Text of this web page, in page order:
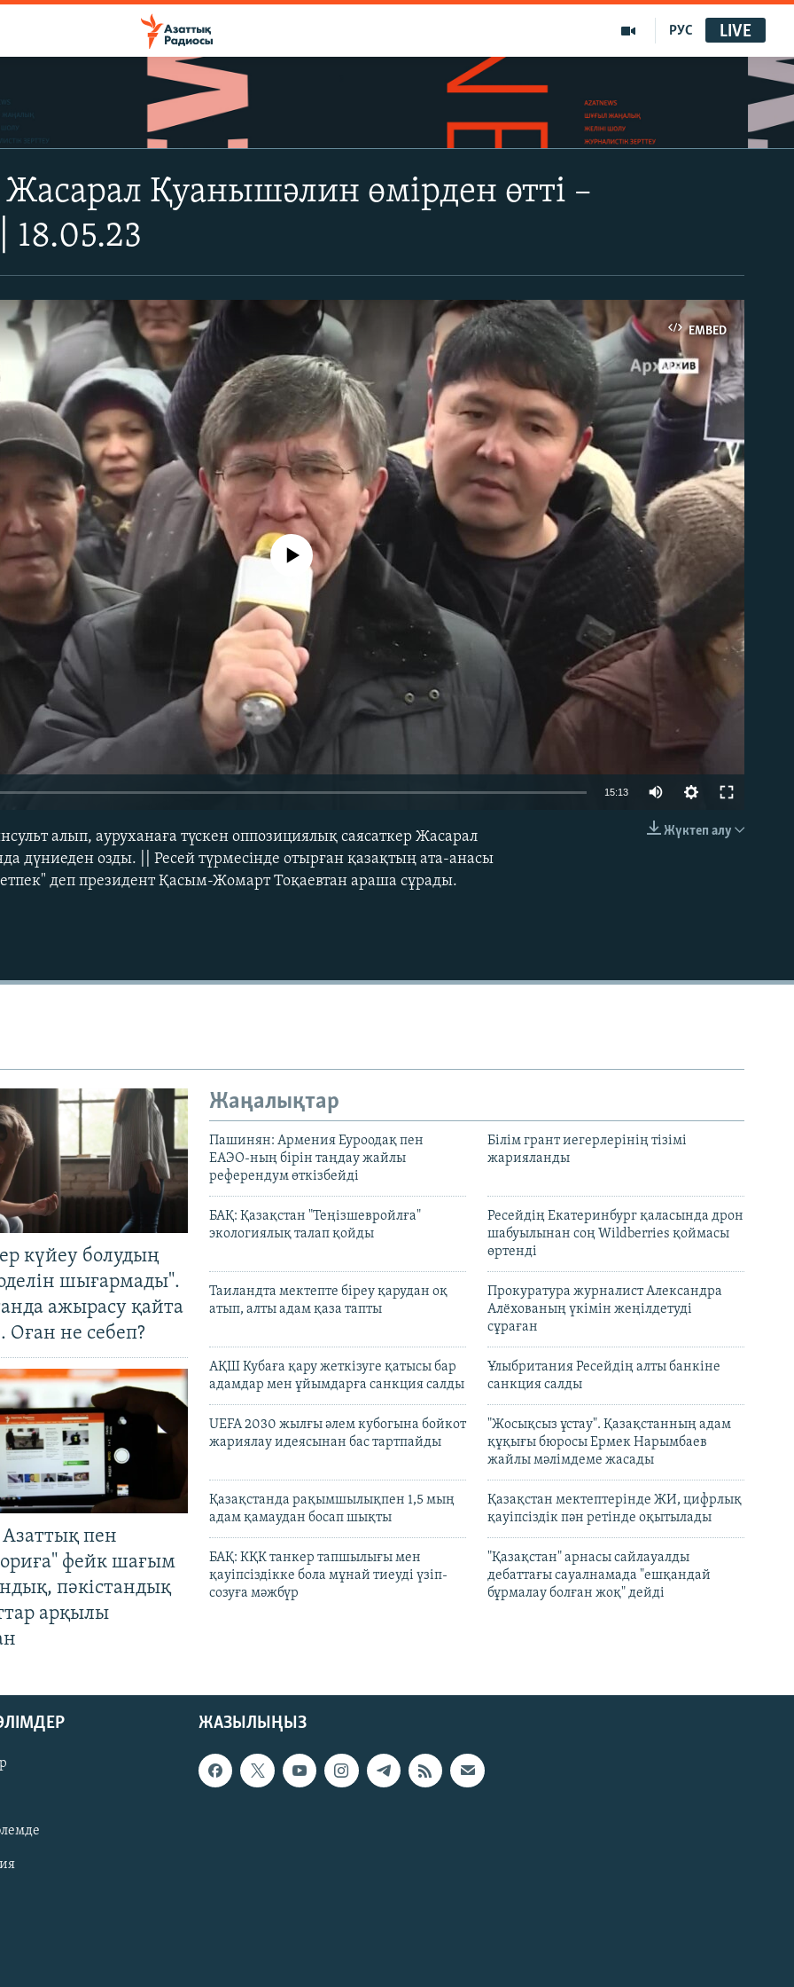
РУС LIVE
Жасарал Қуанышәлин өмірден өтті –
18.05.23
EMBED
EMBED
No media source currently available
15:13
Жүктеп алу
алып, ауруханаға түскен оппозициялық саясаткер Жасарал
дүниеден озды. || Ресей түрмесінде отырған қазақтың ата-анасы
деп президент Қасым-Жомарт Тоқаевтан араша сұрады.
күйеу болудың
шығармады".
ажырасу қайта
Оған не себеп?
Азаттық пен
фейк шағым
пәкістандық
арқылы
Жаңалықтар
Пашинян: Армения Еуроодақ пен
ЕАЭО-ның бірін таңдау жайлы
референдум өткізбейді
Білім грант иегерлерінің тізімі
жарияланды
БАҚ: Қазақстан "Теңізшевройлға"
экологиялық талап қойды
Ресейдің Екатеринбург қаласында дрон
шабуылынан соң Wildberries қоймасы
өртенді
Таиландта мектепте біреу қарудан оқ
атып, алты адам қаза тапты
Прокуратура журналист Александра
Алёхованың үкімін жеңілдетуді
сұраған
АҚШ Кубаға қару жеткізуге қатысы бар
адамдар мен ұйымдарға санкция салды
Ұлыбритания Ресейдің алты банкіне
санкция салды
UEFA 2030 жылғы әлем кубогына бойкот
жариялау идеясынан бас тартпайды
"Жосықсыз ұстау". Қазақстанның адам
құқығы бюросы Ермек Нарымбаев
жайлы мәлімдеме жасады
Қазақстанда рақымшылықпен 1,5 мың
адам қамаудан босап шықты
Қазақстан мектептерінде ЖИ, цифрлық
қауіпсіздік пән ретінде оқытылады
БАҚ: КҚК танкер тапшылығы мен
қауіпсіздікке бола мұнай тиеуді үзіп-
созуға мәжбүр
"Қазақстан" арнасы сайлауалды
дебаттағы сауалнамада "ешқандай
бұрмалау болған жоқ" дейді
ЖАЗЫЛЫҢЫЗ